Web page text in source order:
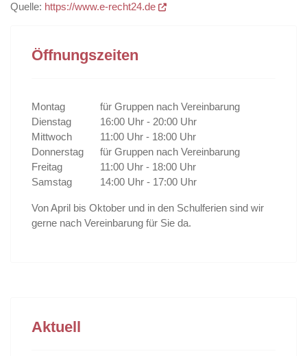
Quelle: https://www.e-recht24.de
Öffnungszeiten
Montag
für Gruppen nach Vereinbarung
Dienstag
16:00 Uhr - 20:00 Uhr
Mittwoch
11:00 Uhr - 18:00 Uhr
Donnerstag
für Gruppen nach Vereinbarung
Freitag
11:00 Uhr - 18:00 Uhr
Samstag
14:00 Uhr - 17:00 Uhr
Von April bis Oktober und in den Schulferien sind wir
gerne nach Vereinbarung für Sie da.
Aktuell